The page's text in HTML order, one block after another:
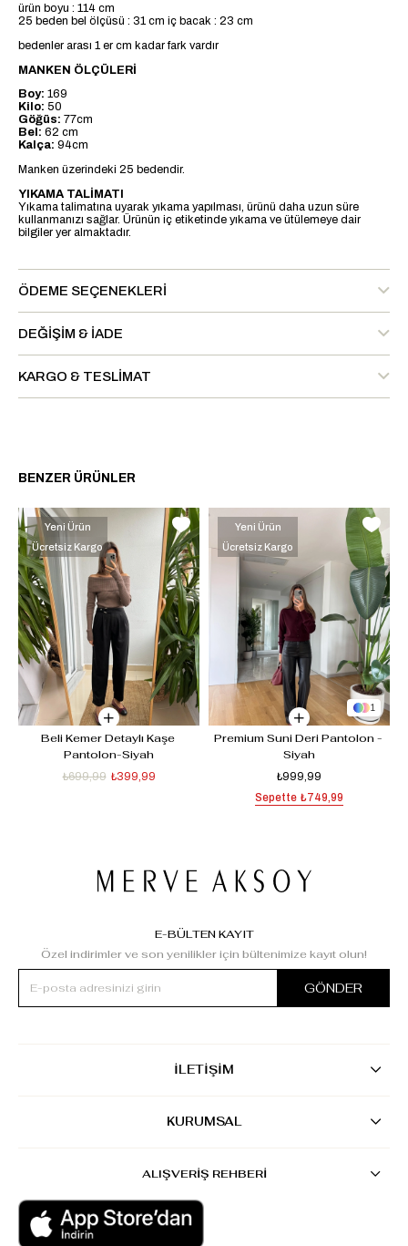
ürün boyu : 114 cm
25 beden bel ölçüsü : 31 cm iç bacak : 23 cm
bedenler arası 1 er cm kadar fark vardır
MANKEN ÖLÇÜLERİ
Boy: 169
Kilo: 50
Göğüs: 77cm
Bel: 62 cm
Kalça: 94cm
Manken üzerindeki 25 bedendir.
YIKAMA TALİMATI
Yıkama talimatına uyarak yıkama yapılması, ürünü daha uzun süre
kullanmanızı sağlar. Ürünün iç etiketinde yıkama ve ütülemeye dair
bilgiler yer almaktadır.
ÖDEME SEÇENEKLERI
DEĞIŞIM & İADE
KARGO & TESLIMAT
BENZER ÜRÜNLER
Beli Kemer Detaylı Kaşe
Pantolon-Siyah
₺399,99
₺699,99
Yeni Ürün
Ücretsiz Kargo
1
Premium Suni Deri Pantolon -
Siyah
₺999,99
Sepette ₺749,99
Yeni Ürün
Ücretsiz Kargo
E-BÜLTEN KAYIT
Özel indirimler ve son yenilikler için bültenimize kayıt olun!
GÖNDER
İLETİŞİM
KURUMSAL
ALIŞVERİŞ REHBERİ